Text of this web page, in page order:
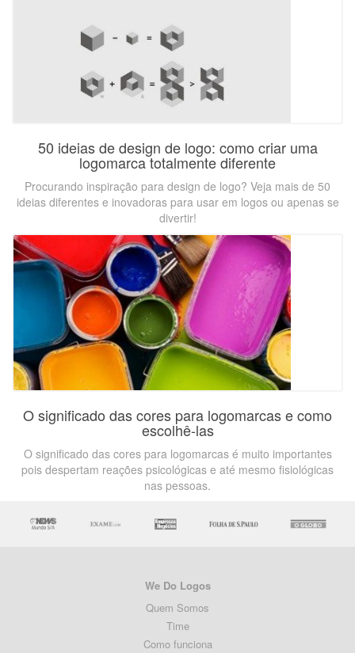
50 ideias de design de logo: como criar uma
logomarca totalmente diferente
Procurando inspiração para design de logo? Veja mais de 50
ideias diferentes e inovadoras para usar em logos ou apenas se
divertir!
O significado das cores para logomarcas e como
escolhê-las
O significado das cores para logomarcas é muito importantes
pois despertam reações psicológicas e até mesmo fisiológicas
nas pessoas.
We Do Logos
Quem Somos
Time
Como funciona